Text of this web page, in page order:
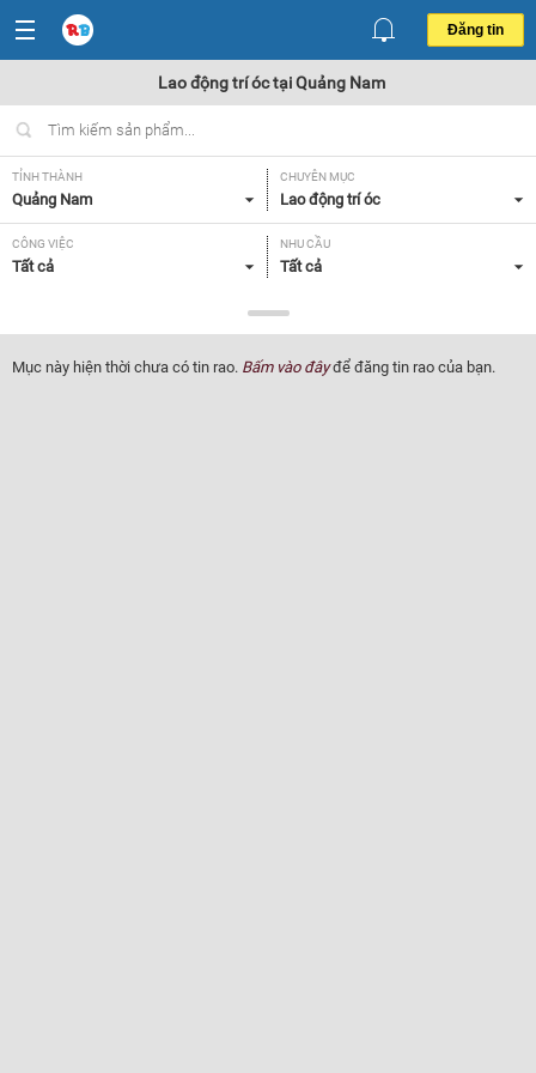
Đăng tin
Lao động trí óc tại Quảng Nam
TỈNH THÀNH
Quảng Nam
CHUYÊN MỤC
Lao động trí óc
CÔNG VIỆC
Tất cả
NHU CẦU
Tất cả
Tất cả
Mục này hiện thời chưa có tin rao. Bấm vào đâyđể đăng tin rao của bạn.